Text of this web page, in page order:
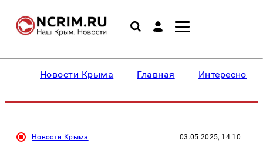
Новости Крыма Главная Интересное
Новости Крыма 03.05.2025, 14:10